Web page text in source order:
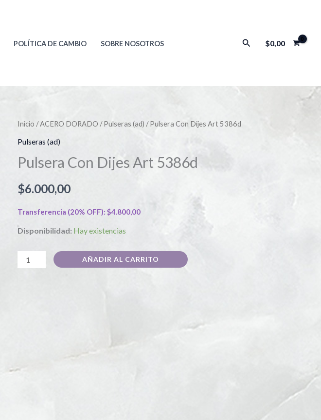
POLÍTICA DE CAMBIO SOBRE NOSOTROS Buscar
$0,00
Inicio /ACERO DORADO /Pulseras (ad) / Pulsera Con Dijes Art 5386d
Pulseras (ad)
Pulsera Con Dijes Art 5386d
$6.000,00
Transferencia (20% OFF): $4.800,00
Disponibilidad: Hay existencias
Pulsera
Con
Art
cantidad
AÑADIR AL CARRITO